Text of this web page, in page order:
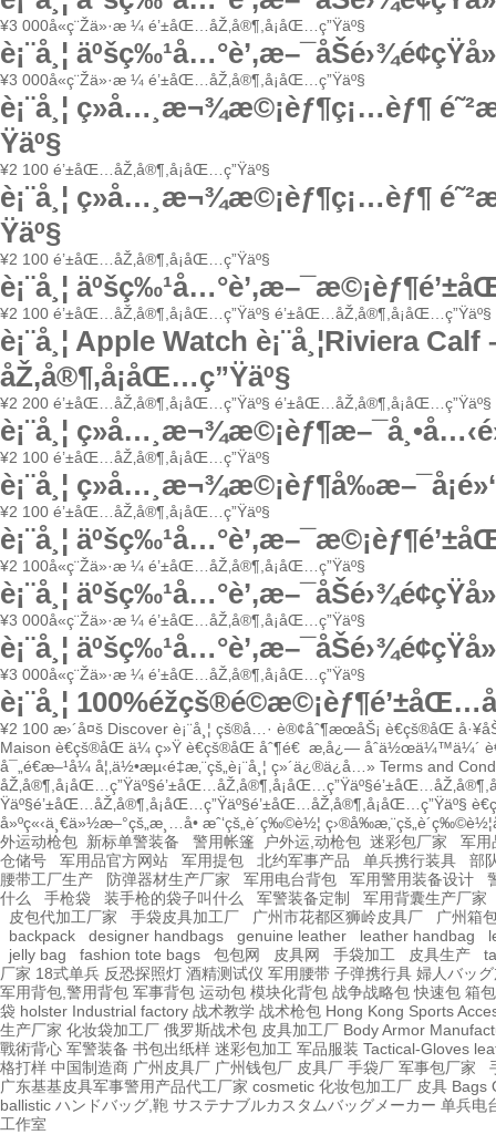
¥3 000å«ç¨Žä»·æ ¼ é’±åŒ…åŽ‚å®¶,å¡åŒ…ç”Ÿäº§
è¡¨å¸¦
¥3 000å«ç¨Žä»·æ ¼ é’±åŒ…åŽ‚å®¶,å¡åŒ…ç”Ÿäº§
è¡¨å¸¦ ç»å…¸æ¬¾æ©¡èƒ¶ç¡…èƒ¶
Ÿäº§
¥2 100 é’±åŒ…åŽ‚å®¶,å¡åŒ…ç”Ÿäº§
è¡¨å¸¦ ç»å…¸æ¬¾æ©¡èƒ¶ç¡…èƒ¶
Ÿäº§
¥2 100 é’±åŒ…åŽ‚å®¶,å¡åŒ…ç”Ÿäº§
è¡¨å¸¦
¥2 100 é’±åŒ…åŽ‚å®¶,å¡åŒ…ç”Ÿäº§ é’±åŒ…åŽ‚å®¶,å¡åŒ…ç”Ÿäº§
è¡¨å¸¦ Apple Watch è¡¨å¸¦Riviera
åŽ‚å®¶,å¡åŒ…ç”Ÿäº§
¥2 200 é’±åŒ…åŽ‚å®¶,å¡åŒ…ç”Ÿäº§ é’±åŒ…åŽ‚å®¶,å¡åŒ…ç”Ÿäº§
è¡¨å¸¦
¥2 100 é’±åŒ…åŽ‚å®¶,å¡åŒ…ç”Ÿäº§
è¡¨å¸¦
¥2 100 é’±åŒ…åŽ‚å®¶,å¡åŒ…ç”Ÿäº§
è¡¨å¸¦
¥2 100å«ç¨Žä»·æ ¼ é’±åŒ…åŽ‚å®¶,å¡åŒ…ç”Ÿäº§
è¡¨å¸¦
¥3 000å«ç¨Žä»·æ ¼ é’±åŒ…åŽ‚å®¶,å¡åŒ…ç”Ÿäº§
è¡¨å¸¦
¥3 000å«ç¨Žä»·æ ¼ é’±åŒ…åŽ‚å®¶,å¡åŒ…ç”Ÿäº§
è¡¨å¸¦
¥2 100 æ›´å¤š Discover è¡¨å¸¦ çš®å…· è®¢åˆ¶æœåŠ¡ è€çš®åŒ
Maison è€çš®åŒ ä¼ ç»Ÿ è€çš®åŒ åˆ¶é€ æ‚å¿— åˆä½œä¼™ä¼´
å¯„é€æ–¹å¼ å¦‚ä½•æµ‹é‡æ‚¨çš„è¡¨å¸¦ ç»´ä¿®ä¿å…» Terms and
åŽ‚å®¶,å¡åŒ…ç”Ÿäº§é’±åŒ…åŽ‚å®¶,å¡åŒ…ç”Ÿäº§
Ÿäº§é’±åŒ…åŽ‚å®¶,å¡åŒ…ç”Ÿäº§é’±åŒ…åŽ‚å®¶,å¡åŒ…ç”Ÿäº§
å»ºç«‹ä¸€ä»½æ–°çš„æ¸…å• æˆ‘çš„è´­ç‰©è½¦
外运动枪包 新标单警装备 警用帐篷 户外运,动枪包 迷彩包厂家
军用
仓储号
军用品官方网站 军用提包 北约军事产品 单兵携行装具
部
腰带工厂生产
防弹器材生产厂家 军用电台背包 军用警用装备设计
什么
手枪袋 装手枪的袋子叫什么 军警装备定制
军用背囊生产厂家
皮包代加工厂家
手袋皮具加工厂 广州市花都区狮岭皮具厂
广州箱
backpack
designer handbags genuine leather leather handbag
jelly bag
fashion tote bags 包包网 皮具网 手袋加工 皮具生产
厂家 18式单兵 反恐探照灯 酒精测试仪 军用腰带 子弹携行具 婦人バッ
军用背包,警用背包 军事背包 运动包 模块化背包 战争战略包 快速包 箱
袋 holster Industrial factory 战术教学 战术枪包 Hong Kong Sports
生产厂家 化妆袋加工厂 俄罗斯战术包 皮具加工厂 Body Armor
戰術背心 军警装备 书包出纸样 迷彩包加工 军品服装 Tactical-Gloves
格打样 中国制造商 广州皮具厂 广州钱包厂 皮具厂 手袋厂 军事包厂家
广东基基皮具军事警用产品代工厂家 cosmetic 化妆包加工厂 皮具 Bags
ballistic ハンドバッグ,鞄 サステナブルカスタムバッグメーカー 单兵电
工作室